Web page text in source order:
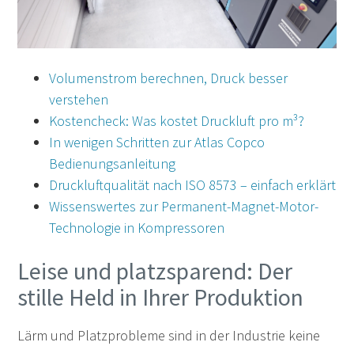
Volumenstrom berechnen, Druck besser
verstehen
Kostencheck: Was kostet Druckluft pro m³?
In wenigen Schritten zur Atlas Copco
Bedienungsanleitung
Druckluftqualität nach ISO 8573 – einfach erklärt
Wissenswertes zur Permanent-Magnet-Motor-
Technologie in Kompressoren
Leise und platzsparend: Der
stille Held in Ihrer Produktion
Lärm und Platzprobleme sind in der Industrie keine